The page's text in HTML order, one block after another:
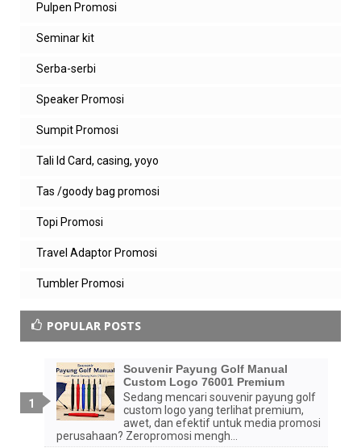
Pulpen Promosi
Seminar kit
Serba-serbi
Speaker Promosi
Sumpit Promosi
Tali Id Card, casing, yoyo
Tas /goody bag promosi
Topi Promosi
Travel Adaptor Promosi
Tumbler Promosi
POPULAR POSTS
Souvenir Payung Golf Manual
Custom Logo 76001 Premium
Sedang mencari souvenir payung golf
custom logo yang terlihat premium,
awet, dan efektif untuk media promosi
perusahaan? Zeropromosi mengh...